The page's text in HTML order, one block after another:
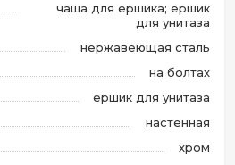
чаша для ершика; ершик
для унитаза
нержавеющая сталь
на болтах
ершик для унитаза
настенная
хром